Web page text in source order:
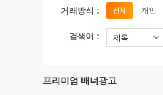
거래방식 : 전체 개인
검색어 : 제목
프리미엄 배너광고